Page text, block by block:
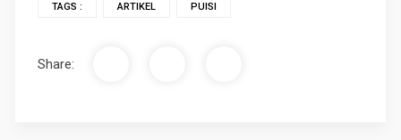
TAGS : ARTIKEL PUISI
Share: